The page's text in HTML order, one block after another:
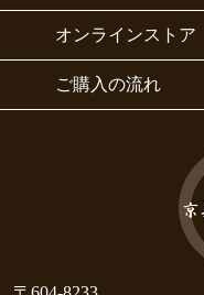
オンラインストア
ご購入の流れ